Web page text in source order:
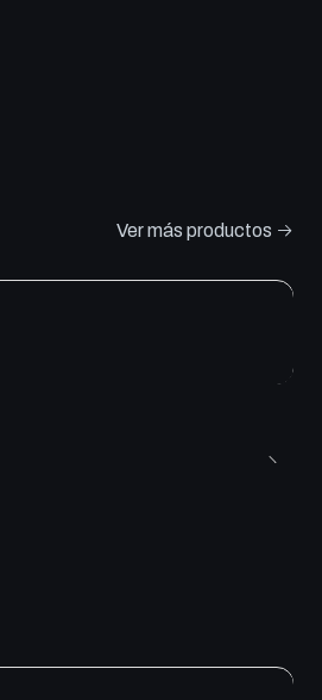
Ver más productos